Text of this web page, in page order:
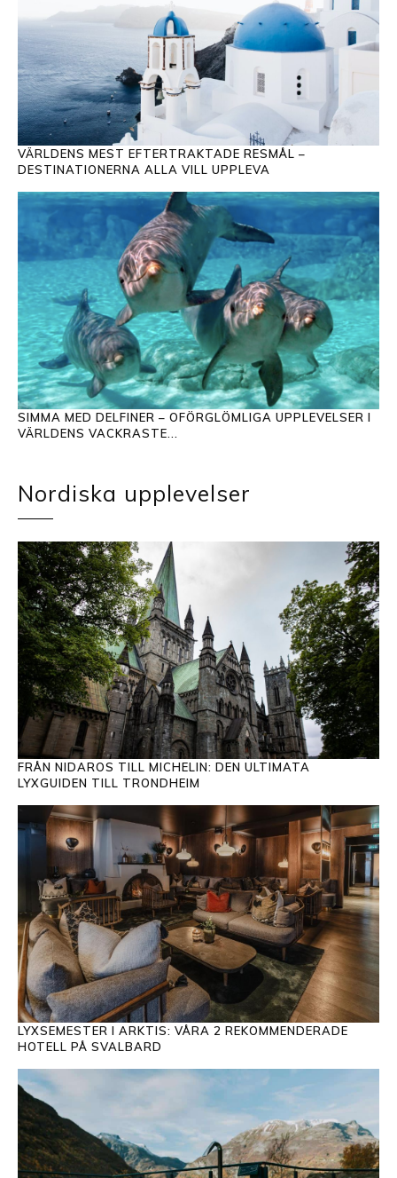
VÄRLDENS MEST EFTERTRAKTADE RESMÅL –
DESTINATIONERNA ALLA VILL UPPLEVA
SIMMA MED DELFINER – OFÖRGLÖMLIGA UPPLEVELSER I
VÄRLDENS VACKRASTE...
Nordiska upplevelser
FRÅN NIDAROS TILL MICHELIN: DEN ULTIMATA
LYXGUIDEN TILL TRONDHEIM
LYXSEMESTER I ARKTIS: VÅRA 2 REKOMMENDERADE
HOTELL PÅ SVALBARD